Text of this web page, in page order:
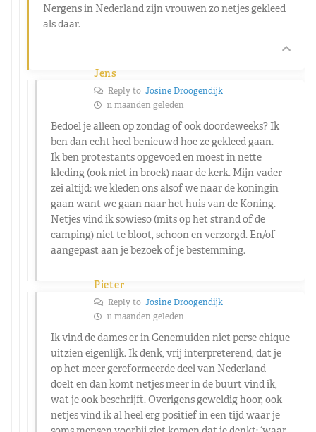
Nergens in Nederland zijn vrouwen zo netjes gekleed
als daar.
Jens
Reply to Josine Droogendijk
11 maanden geleden
Bedoel je alleen op zondag of ook doordeweeks? Ik
ben dan echt heel benieuwd hoe ze gekleed gaan.
Ik ben protestants opgevoed en moest in nette
kleding (ook niet in broek) naar de kerk. Mijn vader
zei altijd: we kleden ons alsof we naar de koningin
gaan want we gaan naar het huis van de Koning.
Netjes vind ik sowieso (mits op het strand of de
camping) niet te bloot, schoon en verzorgd. En/of
aangepast aan je bezoek of je bestemming.
Pieter
Reply to Josine Droogendijk
11 maanden geleden
Ik vind de dames er in Genemuiden niet perse chique
uitzien eigenlijk. Ik denk, vrij interpreterend, dat je
op het meer gereformeerde deel van Nederland
doelt en dan komt netjes meer in de buurt vind ik,
wat je ook beschrijft. Overigens geweldig hoor, ook
netjes vind ik al heel erg positief in een tijd waar je